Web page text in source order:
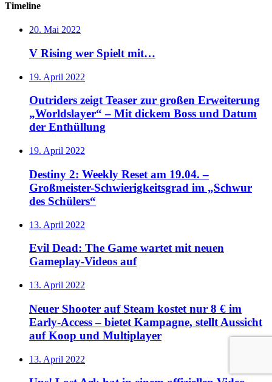
Timeline
20. Mai 2022
V Rising wer Spielt mit…
19. April 2022
Outriders zeigt Teaser zur großen Erweiterung
„Worldslayer“ – Mit dickem Boss und Datum
der Enthüllung
19. April 2022
Destiny 2: Weekly Reset am 19.04. –
Großmeister-Schwierigkeitsgrad im „Schwur
des Schülers“
13. April 2022
Evil Dead: The Game wartet mit neuen
Gameplay-Videos auf
13. April 2022
Neuer Shooter auf Steam kostet nur 8 € im
Early-Access – bietet Kampagne, stellt Aussicht
auf Koop und Multiplayer
13. April 2022